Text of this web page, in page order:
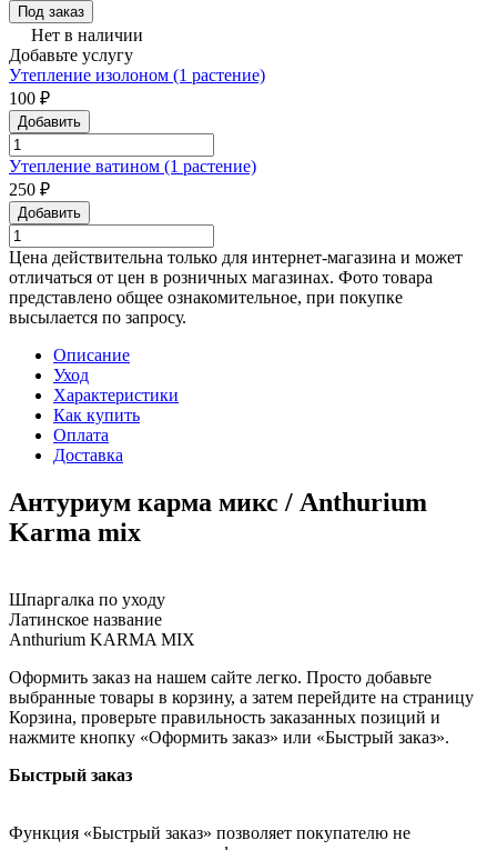
Под заказ
Нет в наличии
Добавьте услугу
Утепление изолоном (1 растение)
100 ₽
Добавить
Утепление ватином (1 растение)
250 ₽
Добавить
Цена действительна только для интернет-магазина и может
отличаться от цен в розничных магазинах. Фото товара
представлено общее ознакомительное, при покупке
высылается по запросу.
Описание
Уход
Характеристики
Как купить
Оплата
Доставка
Антуриум карма микс / Anthurium
Karma mix
Шпаргалка по уходу
Латинское название
Anthurium KARMA MIX
Оформить заказ на нашем сайте легко. Просто добавьте
выбранные товары в корзину, а затем перейдите на страницу
Корзина, проверьте правильность заказанных позиций и
нажмите кнопку «Оформить заказ» или «Быстрый заказ».
Быстрый заказ
Функция «Быстрый заказ» позволяет покупателю не